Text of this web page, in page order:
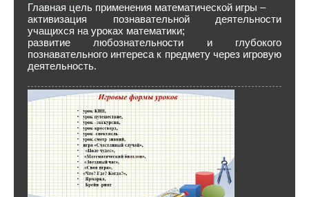
Главная цель применения математической игры –
активизация познавательной деятельности
учащихся на уроках математики;
развитие любознательности и глубокого
познавательного интереса к предмету через игровую
деятельность.